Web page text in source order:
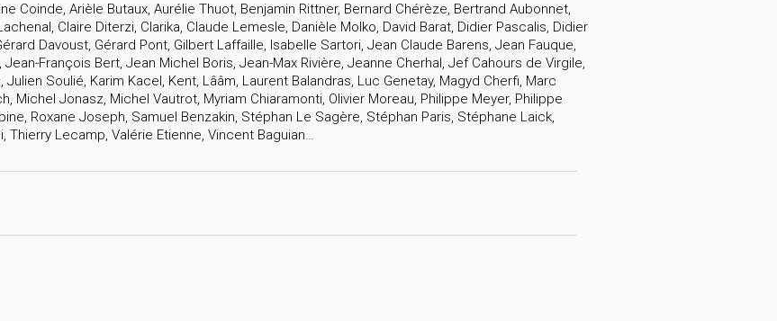
Coinde, Arièle Butaux, Aurélie Thuot, Benjamin Rittner, Bernard Chérèze, Bertrand Aubonnet,
Claire Diterzi, Clarika, Claude Lemesle, Danièle Molko, David Barat, Didier Pascalis, Didier
Davoust, Gérard Pont, Gilbert Laffaille, Isabelle Sartori, Jean Claude Barens, Jean Fauque,
François Bert, Jean Michel Boris, Jean-Max Rivière, Jeanne Cherhal, Jef Cahours de Virgile,
Soulié, Karim Kacel, Kent, Lââm, Laurent Balandras, Luc Genetay, Magyd Cherfi, Marc
Michel Jonasz, Michel Vautrot, Myriam Chiaramonti, Olivier Moreau, Philippe Meyer, Philippe
Roxane Joseph, Samuel Benzakin, Stéphan Le Sagère, Stéphan Paris, Stéphane Laick,
Lecamp, Valérie Etienne, Vincent Baguian…